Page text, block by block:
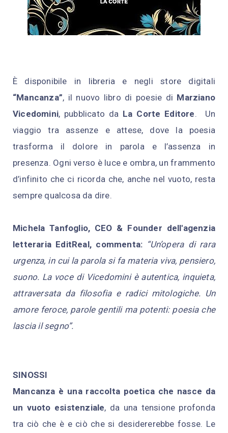
È disponibile in libreria e negli store digitali
“Mancanza”, il nuovo libro di poesie di Marziano
Vicedomini, pubblicato da La Corte Editore.
Un
viaggio tra assenze e attese, dove la poesia
trasforma il dolore in parola e l’assenza in
presenza. Ogni verso è luce e ombra, un frammento
d’infinito che ci ricorda che, anche nel vuoto, resta
sempre qualcosa da dire.
Michela Tanfoglio, CEO & Founder dell'agenzia
letteraria EditReal, commenta: “Un’opera di rara
urgenza, in cui la parola si fa materia viva, pensiero,
suono. La voce di Vicedomini è autentica, inquieta,
attraversata da filosofia e radici mitologiche. Un
amore feroce, parole gentili ma potenti: poesia che
lascia il segno”.
SINOSSI
Mancanza è una raccolta poetica che nasce da
un vuoto esistenziale, da una tensione profonda
tra ciò che è e ciò che si desidererebbe fosse. Le